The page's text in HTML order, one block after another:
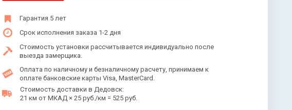
Гарантия 5 лет
Срок исполнения заказа 1-2 дня
Стоимость установки рассчитывается индивидуально после
выезда замерщика.
Оплата по наличному и безналичному расчету, принимаем к
оплате банковские карты Visa, MasterCard.
Стоимость доставки в Дедовск:
21 км от МКАД × 25 руб./км = 525 руб.